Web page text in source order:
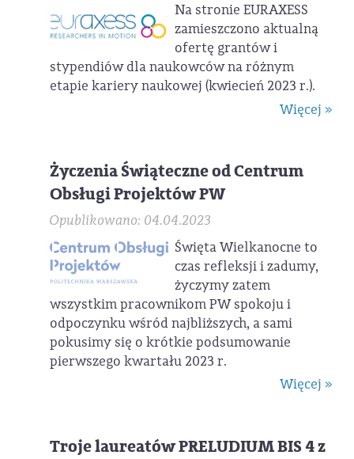
Na stronie EURAXESS
zamieszczono aktualną
ofertę grantów i
stypendiów dla naukowców na różnym
etapie kariery naukowej (kwiecień 2023 r.).
Więcej »
Życzenia Świąteczne od Centrum
Obsługi Projektów PW
Opublikowano: 04.04.2023
Święta Wielkanocne to
czas refleksji i zadumy,
życzymy zatem
wszystkim pracownikom PW spokoju i
odpoczynku wśród najbliższych, a sami
pokusimy się o krótkie podsumowanie
pierwszego kwartału 2023 r.
Więcej »
Troje laureatów PRELUDIUM BIS 4 z